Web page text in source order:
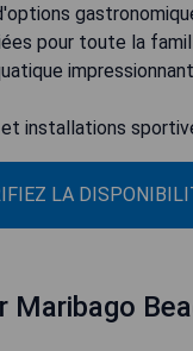
pour toute la
installations
LA
Maribago